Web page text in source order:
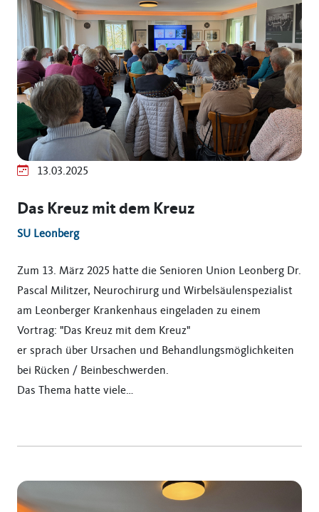
13.03.2025
Das Kreuz mit dem Kreuz
SU Leonberg
Zum 13. März 2025 hatte die Senioren Union Leonberg Dr.
Pascal Militzer, Neurochirurg und Wirbelsäulenspezialist
am Leonberger Krankenhaus eingeladen zu einem
Vortrag: "Das Kreuz mit dem Kreuz"
er sprach über Ursachen und Behandlungsmöglichkeiten
bei Rücken / Beinbeschwerden.
Das Thema hatte viele…